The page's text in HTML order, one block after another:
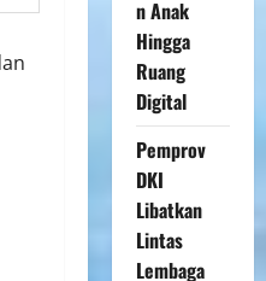
n Anak
Hingga
Ruang
Digital
Pemprov
DKI
Libatkan
Lintas
Lembaga